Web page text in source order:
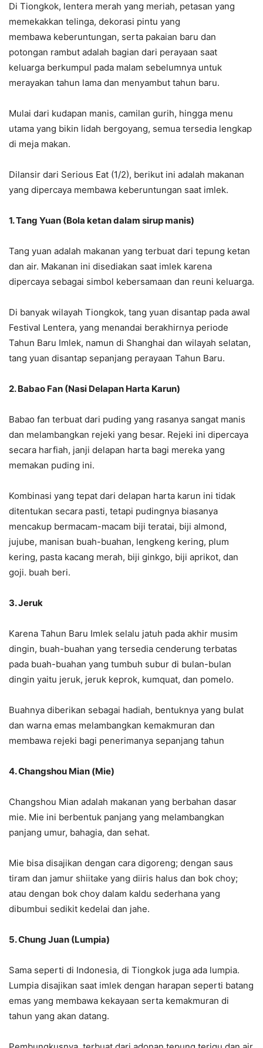
Di Tiongkok, lentera merah yang meriah, petasan yang
memekakkan telinga, dekorasi pintu yang
membawa keberuntungan, serta pakaian baru dan
potongan rambut adalah bagian dari perayaan saat
keluarga berkumpul pada malam sebelumnya untuk
merayakan tahun lama dan menyambut tahun baru.
Mulai dari kudapan manis, camilan gurih, hingga menu
utama yang bikin lidah bergoyang, semua tersedia lengkap
di meja makan.
Dilansir dari Serious Eat (1/2), berikut ini adalah makanan
yang dipercaya membawa keberuntungan saat imlek.
1. Tang Yuan (Bola ketan dalam sirup manis)
Tang yuan adalah makanan yang terbuat dari tepung ketan
dan air. Makanan ini disediakan saat imlek karena
dipercaya sebagai simbol kebersamaan dan reuni keluarga.
Di banyak wilayah Tiongkok, tang yuan disantap pada awal
Festival Lentera, yang menandai berakhirnya periode
Tahun Baru Imlek, namun di Shanghai dan wilayah selatan,
tang yuan disantap sepanjang perayaan Tahun Baru.
2. Babao Fan (Nasi Delapan Harta Karun)
Babao fan terbuat dari puding yang rasanya sangat manis
dan melambangkan rejeki yang besar. Rejeki ini dipercaya
secara harfiah, janji delapan harta bagi mereka yang
memakan puding ini.
Kombinasi yang tepat dari delapan harta karun ini tidak
ditentukan secara pasti, tetapi pudingnya biasanya
mencakup bermacam-macam biji teratai, biji almond,
jujube, manisan buah-buahan, lengkeng kering, plum
kering, pasta kacang merah, biji ginkgo, biji aprikot, dan
goji. buah beri.
3. Jeruk
Karena Tahun Baru Imlek selalu jatuh pada akhir musim
dingin, buah-buahan yang tersedia cenderung terbatas
pada buah-buahan yang tumbuh subur di bulan-bulan
dingin yaitu jeruk, jeruk keprok, kumquat, dan pomelo.
Buahnya diberikan sebagai hadiah, bentuknya yang bulat
dan warna emas melambangkan kemakmuran dan
membawa rejeki bagi penerimanya sepanjang tahun
4. Changshou Mian (Mie)
Changshou Mian adalah makanan yang berbahan dasar
mie. Mie ini berbentuk panjang yang melambangkan
panjang umur, bahagia, dan sehat.
Mie bisa disajikan dengan cara digoreng; dengan saus
tiram dan jamur shiitake yang diiris halus dan bok choy;
atau dengan bok choy dalam kaldu sederhana yang
dibumbui sedikit kedelai dan jahe.
5. Chung Juan (Lumpia)
Sama seperti di Indonesia, di Tiongkok juga ada lumpia.
Lumpia disajikan saat imlek dengan harapan seperti batang
emas yang membawa kekayaan serta kemakmuran di
tahun yang akan datang.